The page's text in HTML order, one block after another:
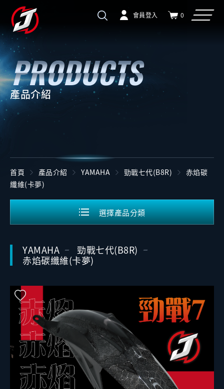
會員登入 0
產品介紹
首頁 產品介紹 YAMAHA 勁戰七代(B8R)
赤焰碳
纖維(卡夢)
選擇產品分類
YAMAHA 勁戰七代(B8R)
赤焰碳纖維(卡夢)